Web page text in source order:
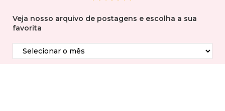
Veja nosso arquivo de postagens e escolha a sua
favorita